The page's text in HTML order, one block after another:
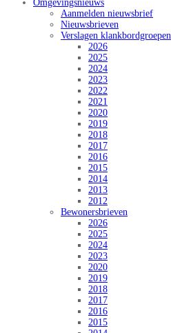
Omgevingsnieuws
Aanmelden nieuwsbrief
Nieuwsbrieven
Verslagen klankbordgroepen
2026
2025
2024
2023
2022
2021
2020
2019
2018
2017
2016
2015
2014
2013
2012
Bewonersbrieven
2026
2025
2024
2023
2020
2019
2018
2017
2016
2015